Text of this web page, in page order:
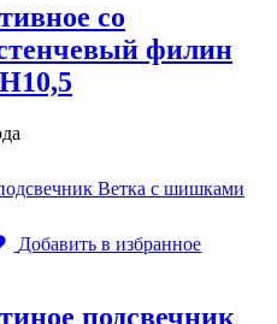
со
филин
Добавить в избранное
подсвечник